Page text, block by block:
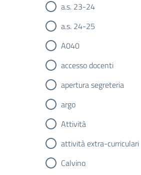
a.s. 23-24
a.s. 24-25
A040
accesso docenti
apertura segreteria
argo
Attività
attività extra-curriculari
Calvino